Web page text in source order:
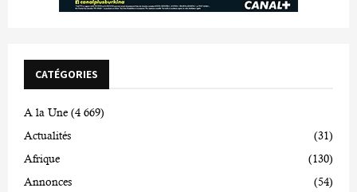
CATÉGORIES
A la Une (4 669)
Actualités
(31)
Afrique
(130)
Annonces
(54)